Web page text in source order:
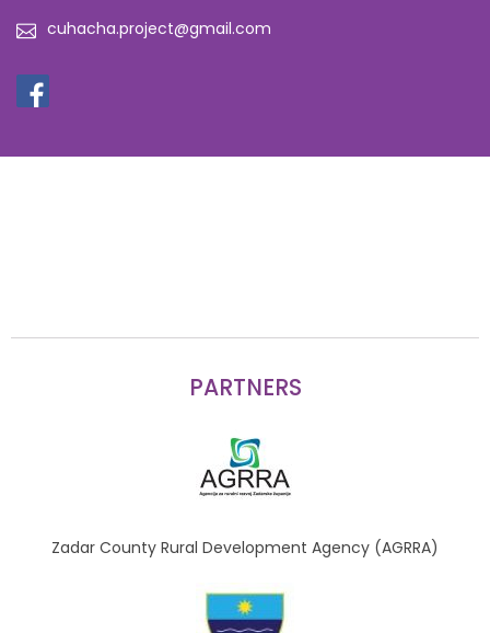
cuhacha.project@gmail.com
PARTNERS
Zadar County Rural Development Agency (AGRRA)